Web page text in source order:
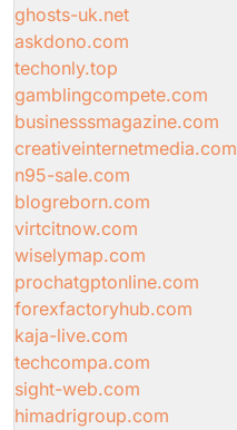
ghosts-uk.net
askdono.com
techonly.top
gamblingcompete.com
businesssmagazine.com
creativeinternetmedia.com
n95-sale.com
blogreborn.com
virtcitnow.com
wiselymap.com
prochatgptonline.com
forexfactoryhub.com
kaja-live.com
techcompa.com
sight-web.com
himadrigroup.com